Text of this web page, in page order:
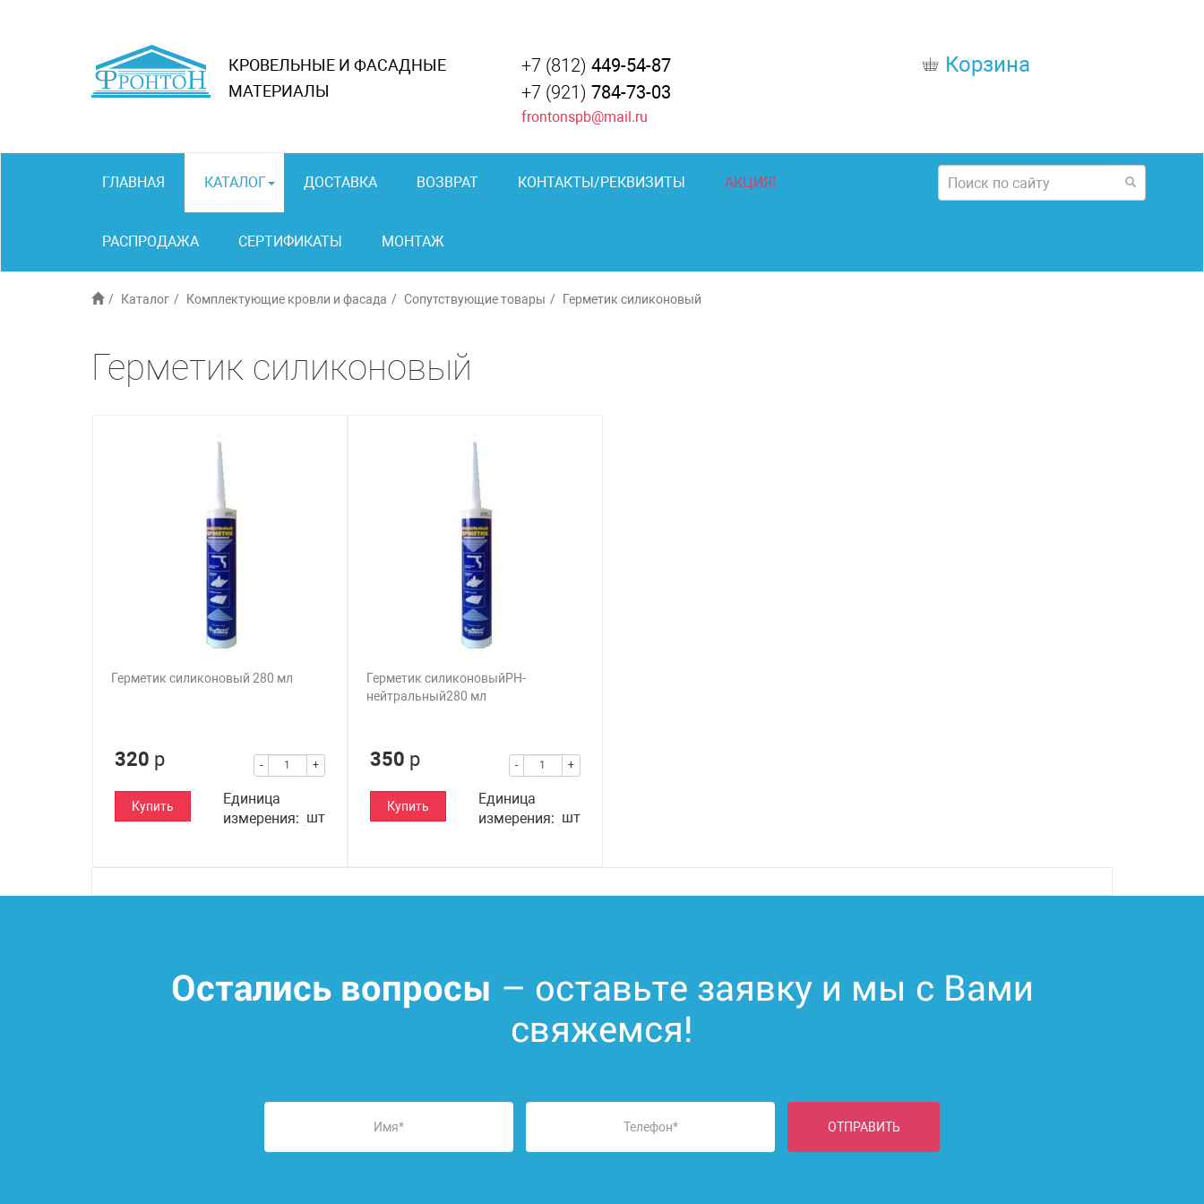
КРОВЕЛЬНЫЕ И ФАСАДНЫЕ
МАТЕРИАЛЫ
+7 (812) 449-54-87
+7 (921) 784-73-03
frontonspb@mail.ru
Корзина
ГЛАВНАЯ КАТАЛОГ ДОСТАВКА ВОЗВРАТ КОНТАКТЫ/РЕКВИЗИТЫ АКЦИЯ!
РАСПРОДАЖА СЕРТИФИКАТЫ МОНТАЖ
Каталог Комплектующие кровли и фасада Сопутствующие товары Герметик силиконовый
Герметик силиконовый
Герметик силиконовый 280 мл
320 р
Купить
- +
Единица
измерения
шт
Герметик силиконовыйPH-
нейтральный280 мл
350 р
Купить
- +
Единица
измерения
шт
Остались вопросы – оставьте заявку и мы с Вами
свяжемся!
ОТПРАВИТЬ